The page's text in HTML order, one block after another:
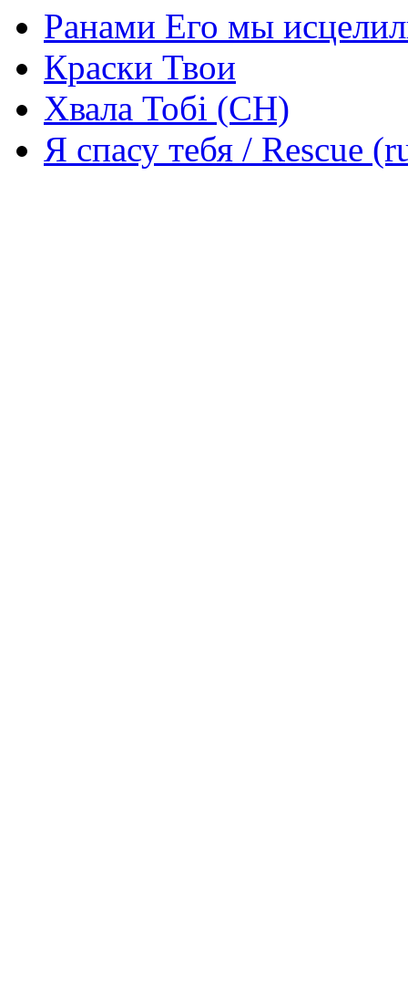
Ранами Его мы
Краски Твои
Хвала Тобі (СН)
Я спасу тебя / Rescue